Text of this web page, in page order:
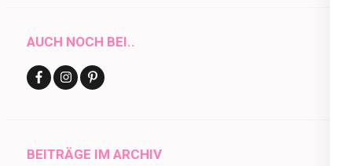
AUCH NOCH BEI..
BEITRÄGE IM ARCHIV